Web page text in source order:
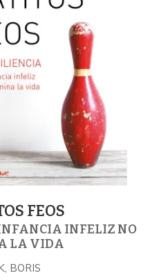
FEOS
INFELIZ NO
LA VIDA
BORIS